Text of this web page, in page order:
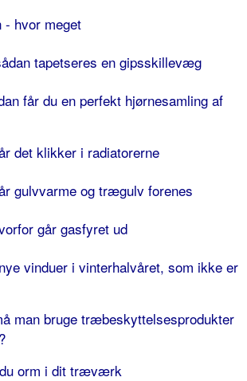
- hvor meget
tapetseres en gipsskillevæg
får du en perfekt hjørnesamling af
det klikker i radiatorerne
gulvvarme og trægulv forenes
går gasfyret ud
vinduer i vinterhalvåret, som ikke er
man bruge træbeskyttelsesprodukter
orm i dit træværk